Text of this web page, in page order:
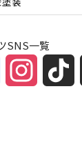
SNS一覧
FacebookInstagram